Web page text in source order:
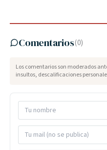
Comentarios(0)
Los comentarios son moderados
insultos, descalificaciones